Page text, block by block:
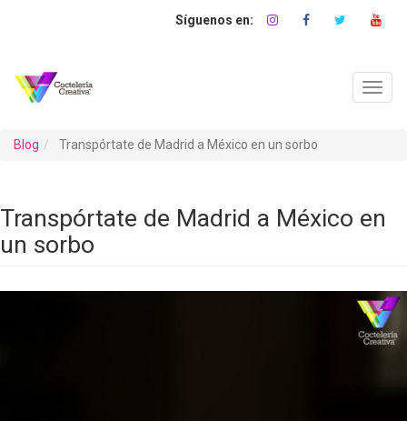
Blog Transpórtate de Madrid a México en un sorbo
Transpórtate de Madrid a México en
un sorbo